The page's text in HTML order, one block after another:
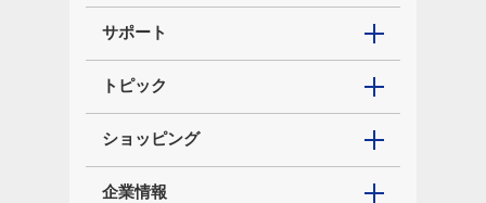
サポート
トピック
ショッピング
企業情報